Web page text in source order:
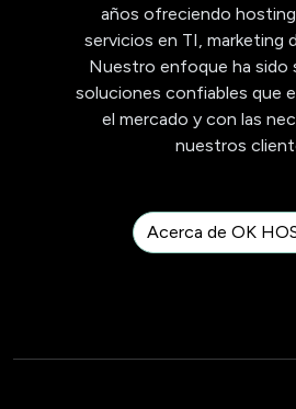
años ofreciendo
servicios en TI, marketing
Nuestro enfoque ha sido
soluciones confiables que
el mercado y con las
nuestros
Acerca de OK